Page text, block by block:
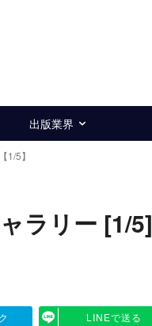
出版業界
1/5】
ラリー [1/5]
LINEで送る